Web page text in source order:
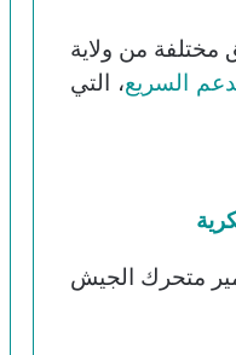
مختلفة من ولاية
السريع، التي
متحرك الجيش